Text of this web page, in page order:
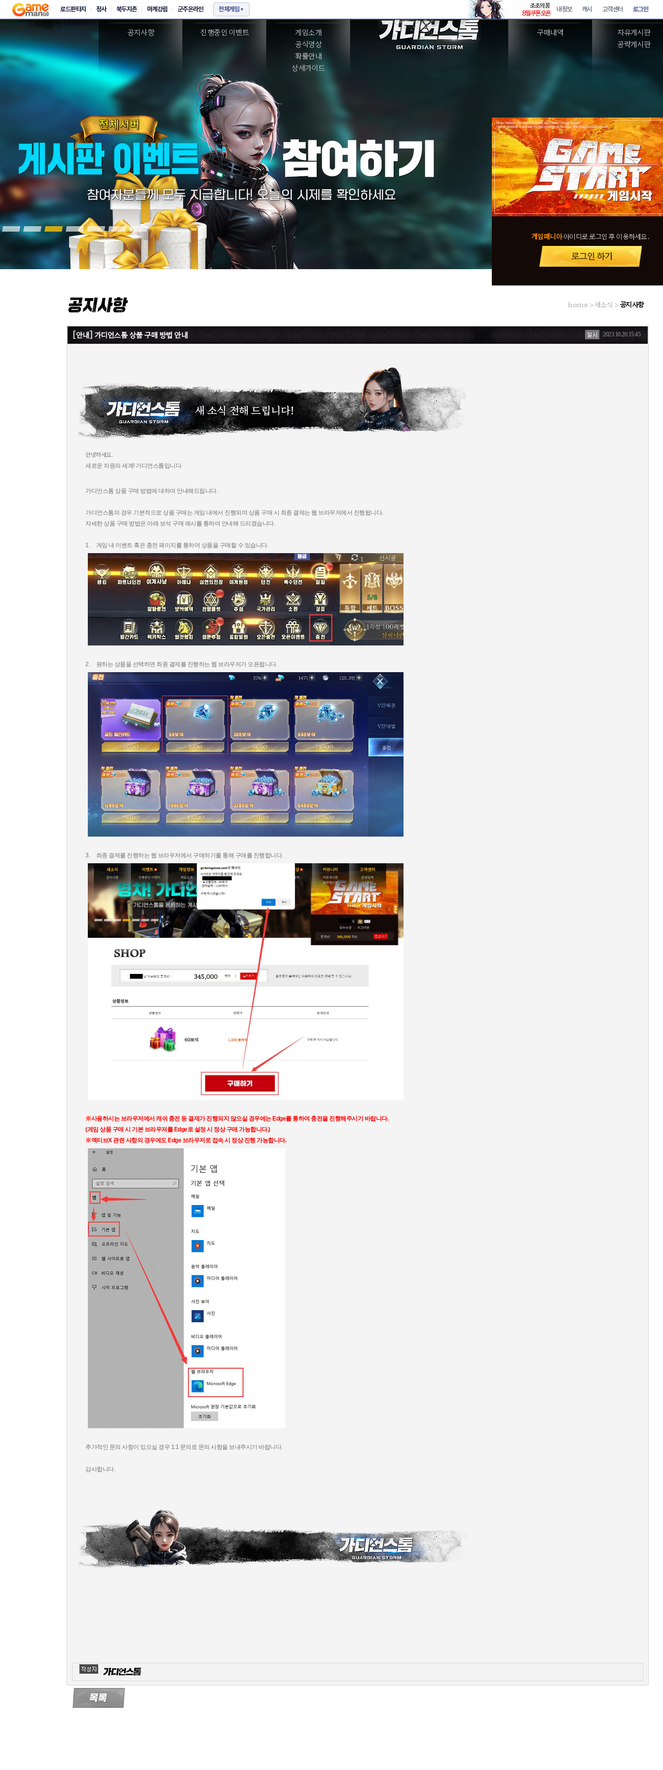
새소식
공지사항
이벤트
진행중인 이벤트
게임소개
공식영상
확률안내
상세가이드
아이템샵
구매내역
커뮤니티
자유게시판
공략게시판
게임매니아아이디로 로그인 후 이용하세요.
home > 새소식 > 공지사항
[안내] 가디언스톰 상품 구매 방법 안내 2023.10.20 15:45
안녕하세요.
새로운 차원의 세계! 가디언스톰입니다.
가디언스톰 상품 구매 방법에 대하여 안내해드립니다.
가디언스톰의 경우 기본적으로 상품 구매는 게임 내에서 진행되며 상품 구매 시 최종 결제는 웹 브라우저에서 진행됩니다.
자세한 상품 구매 방법은 아래 보석 구매 예시를 통하여 안내해 드리겠습니다.
1. 게임 내 이벤트 혹은 충전 페이지를 통하여 상품을 구매할 수 있습니다.
2. 원하는 상품을 선택하면 최종 결제를 진행하는 웹 브라우저가 오픈됩니다.
3. 최종 결제를 진행하는 웹 브라우저에서 구매하기를 통해 구매를 진행합니다.
※사용하시는 브라우저에서 캐쉬 충전 등 결제가 진행되지 않으실 경우에는 Edge를 통하여 충전을 진행해주시기 바랍니다.
(게임 상품 구매 시 기본 브라우저를 Edge로 설정 시 정상 구매 가능합니다.)
※엑티브X 관련 사항의 경우에도 Edge 브라우저로 접속 시 정상 진행 가능합니다.
추가적인 문의 사항이 있으실 경우 1:1 문의로 문의 사항을 보내주시기 바랍니다.
감사합니다.